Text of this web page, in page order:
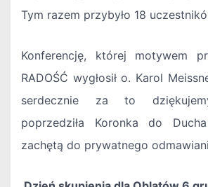
Tym razem przybyło 18
Konferencję, której motywem
RADOŚĆ wygłosił o. Karol
serdecznie za to
poprzedziła Koronka do
zachętą do prywatnego